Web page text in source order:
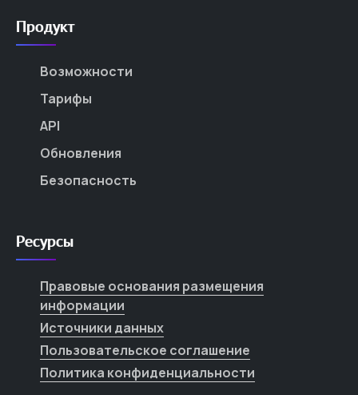
Продукт
Возможности
Тарифы
API
Обновления
Безопасность
Ресурсы
Правовые основания размещения
информации
Источники данных
Пользовательское соглашение
Политика конфиденциальности